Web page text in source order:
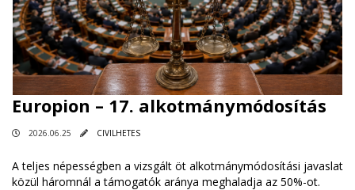
Europion – 17. alkotmánymódosítás
2026.06.25 CIVILHETES
A teljes népességben a vizsgált öt alkotmánymódosítási javaslat
közül háromnál a támogatók aránya meghaladja az 50%-ot.